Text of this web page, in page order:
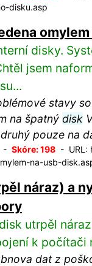
disku.asp
disky.
jsem
stavy
na špatný disk
pouze na
- Skóre: 198- URL:
na-usb-
náraz) a
utrpěl
k počítači
dat z